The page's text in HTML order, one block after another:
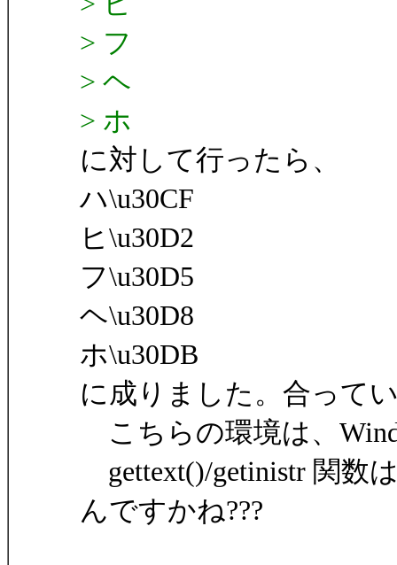
> フ
> ヘ
> ホ
に対して行ったら、
ハ\u30CF
ヒ\u30D2
フ\u30D5
ヘ\u30D8
ホ\u30DB
に成りました。合って
こちらの環境は、
gettext()/getinistr 関数
んですかね???